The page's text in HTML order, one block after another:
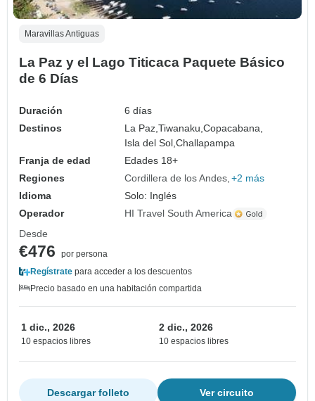
Maravillas Antiguas
La Paz y el Lago Titicaca Paquete Básico
de 6 Días
Duración
6 días
Destinos
La Paz,Tiwanaku,Copacabana,
Isla del Sol,Challapampa
Franja de edad
Edades 18+
Regiones
Cordillera de los Andes +2 más
Idioma
Solo: Inglés
Operador
HI Travel South America
Desde
€476
por persona
Regístrate para acceder a los descuentos
Precio basado en una habitación compartida
1 dic., 2026
10 espacios libres
2 dic., 2026
10 espacios libres
Ver circuito
Descargar folleto